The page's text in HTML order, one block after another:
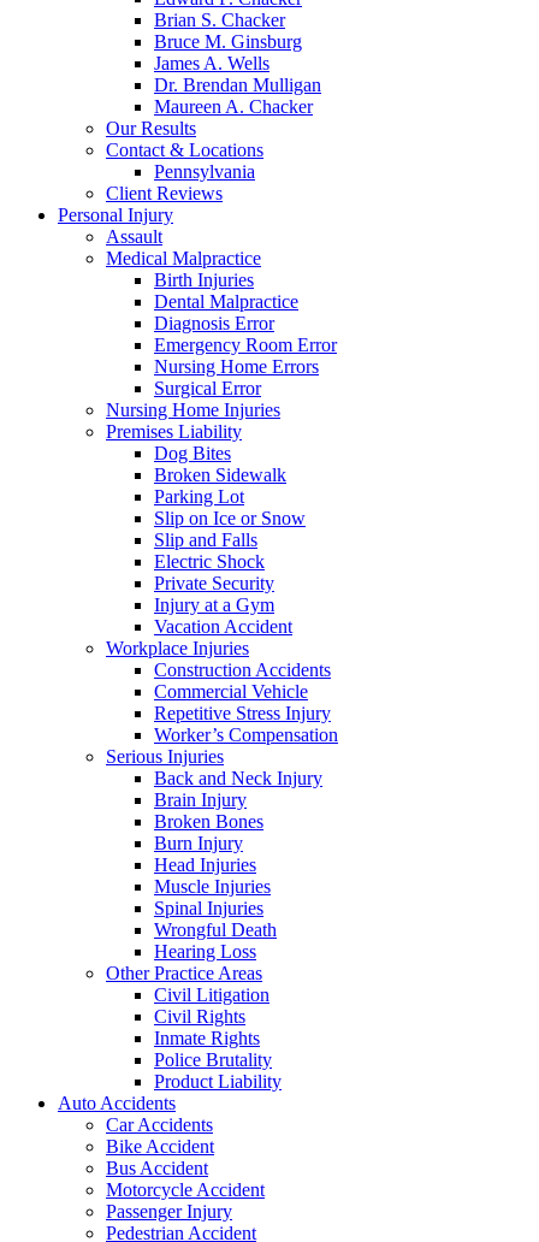
Brian S. Chacker
Bruce M. Ginsburg
James A. Wells
Dr. Brendan Mulligan
Maureen A. Chacker
Our Results
Contact & Locations
Pennsylvania
Client Reviews
Personal Injury
Assault
Medical Malpractice
Birth Injuries
Dental Malpractice
Diagnosis Error
Emergency Room Error
Nursing Home Errors
Surgical Error
Nursing Home Injuries
Premises Liability
Dog Bites
Broken Sidewalk
Parking Lot
Slip on Ice or Snow
Slip and Falls
Electric Shock
Private Security
Injury at a Gym
Vacation Accident
Workplace Injuries
Construction Accidents
Commercial Vehicle
Repetitive Stress Injury
Worker’s Compensation
Serious Injuries
Back and Neck Injury
Brain Injury
Broken Bones
Burn Injury
Head Injuries
Muscle Injuries
Spinal Injuries
Wrongful Death
Hearing Loss
Other Practice Areas
Civil Litigation
Civil Rights
Inmate Rights
Police Brutality
Product Liability
Auto Accidents
Car Accidents
Bike Accident
Bus Accident
Motorcycle Accident
Passenger Injury
Pedestrian Accident